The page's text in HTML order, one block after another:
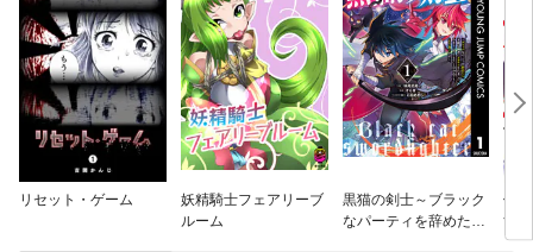
リセット・ゲーム
妖精騎士フェアリーブ
ルーム
黒猫の剣士～ブラック
なパーティを辞めたら
俺
す
界